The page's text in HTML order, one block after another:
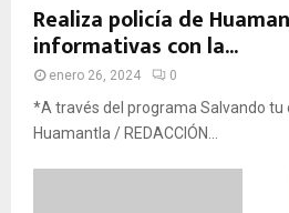
Realiza policía de
informativas con la...
enero 26, 2024 0
*A través del programa Salvando tu
Huamantla / REDACCIÓN...